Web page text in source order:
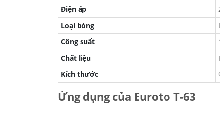
Điện áp
Loại bóng
Công suất
Chất liệu
Kích thước
Ứng dụng của Euroto T-63